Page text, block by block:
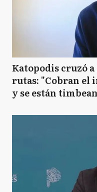
Katopodis cruzó
rutas: "Cobran el
y se están